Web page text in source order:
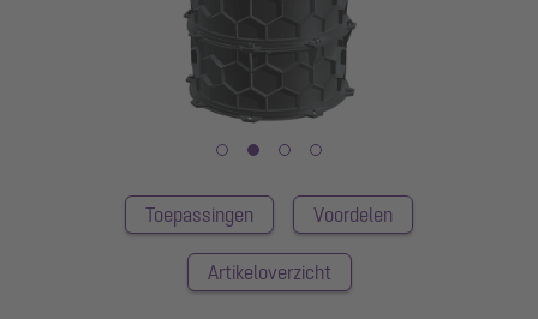
Toepassingen Voordelen
Artikeloverzicht